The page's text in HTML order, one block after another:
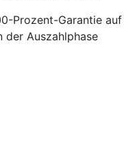
Prozent-Garantie auf
der Auszahlphase